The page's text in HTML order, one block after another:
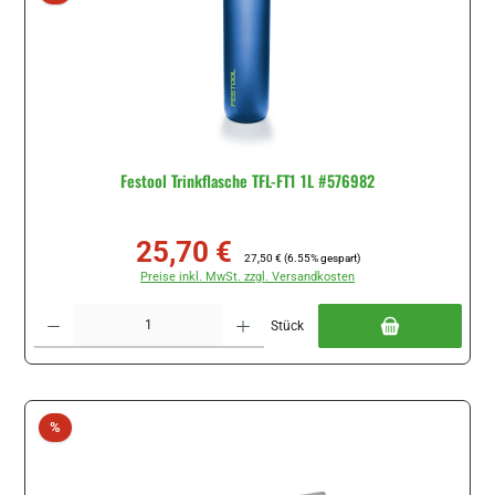
Festool Trinkflasche TFL-FT1 1L #576982
Verkaufspreis:
25,70 € Regulärer Preis:
27,50 € (6.55% gespart)
Preise inkl. MwSt. zzgl. Versandkosten
Stück
%Rabatt